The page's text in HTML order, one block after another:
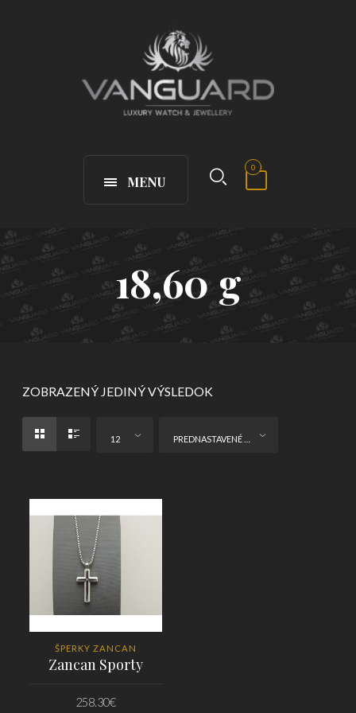
MENU
0
18,60 g
ZOBRAZENÝ JEDINÝ VÝSLEDOK
12
ŠPERKY ZANCAN
Zancan Sporty
258.30€